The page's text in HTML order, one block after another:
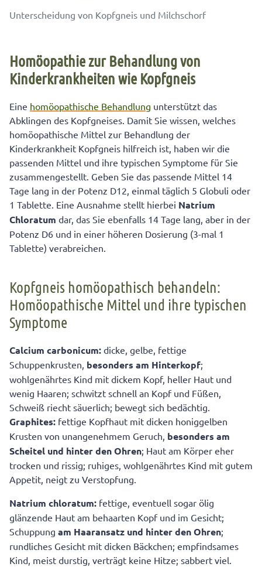
Unterscheidung von Kopfgneis und Milchschorf
Homöopathie zur Behandlung von
Kinderkrankheiten wie Kopfgneis
Eine homöopathische Behandlung unterstützt das
Abklingen des Kopfgneises. Damit Sie wissen, welches
homöopathische Mittel zur Behandlung der
Kinderkrankheit Kopfgneis hilfreich ist, haben wir die
passenden Mittel und ihre typischen Symptome für Sie
zusammengestellt. Geben Sie das passende Mittel 14
Tage lang in der Potenz D12, einmal täglich 5 Globuli oder
1 Tablette. Eine Ausnahme stellt hierbei Natrium
Chloratum dar, das Sie ebenfalls 14 Tage lang, aber in der
Potenz D6 und in einer höheren Dosierung (3-mal 1
Tablette) verabreichen.
Kopfgneis homöopathisch behandeln:
Homöopathische Mittel und ihre typischen
Symptome
Calcium carbonicum: dicke, gelbe, fettige
Schuppenkrusten, besonders am Hinterkopf;
wohlgenährtes Kind mit dickem Kopf, heller Haut und
wenig Haaren; schwitzt schnell an Kopf und Füßen,
Schweiß riecht säuerlich; bewegt sich bedächtig.
Graphites: fettige Kopfhaut mit dicken honiggelben
Krusten von unangenehmem Geruch, besonders am
Scheitel und hinter den Ohren; Haut am Körper eher
trocken und rissig; ruhiges, wohlgenährtes Kind mit gutem
Appetit, neigt zu Verstopfung.
Natrium chloratum: fettige, eventuell sogar ölig
glänzende Haut am behaarten Kopf und im Gesicht;
Schuppung am Haaransatz und hinter den Ohren;
rundliches Gesicht mit dicken Bäckchen; empfindsames
Kind, meist durstig, verträgt keine Hitze; sabbert viel.